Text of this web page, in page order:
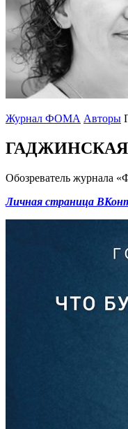
Журнал ФОМА Авторы
ГАДЖИНСКАЯ
Обозреватель журнала
Личная страница